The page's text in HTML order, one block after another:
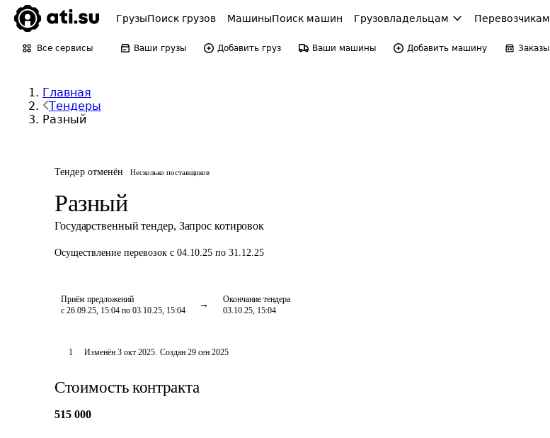
ГрузыПоиск грузов МашиныПоиск машин Грузовладельцам Перевозчикам
Все сервисы Ваши грузы Добавить груз Ваши машины Добавить машину Заказы
Главная
Тендеры
Разный
Тендер отменён Несколько поставщиков
Разный
Государственный тендер, Запрос котировок
Осуществление перевозок с 04.10.25 по 31.12.25
Приём предложений
с 26.09.25, 15:04 по 03.10.25, 15:04
Окончание тендера
03.10.25, 15:04
1 Изменён 3 окт 2025. Создан 29 сен 2025
Стоимость контракта
515 000